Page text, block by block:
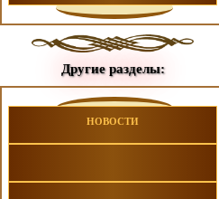
Другие разделы:
НОВОСТИ